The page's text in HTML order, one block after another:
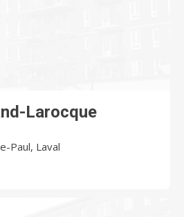
Larocque
Paul, Laval